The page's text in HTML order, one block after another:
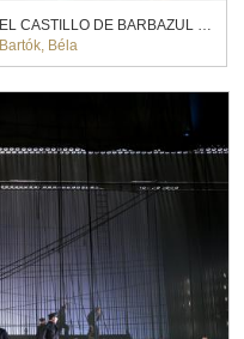
EL CASTILLO DE BARBAZUL / EL MANDARÍN MARAVILLOSO
Bartók, Béla